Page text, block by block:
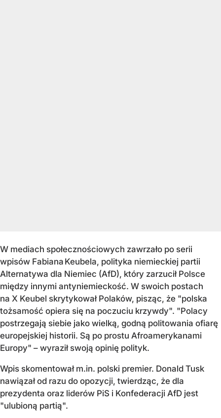
W mediach społecznościowych zawrzało po serii
wpisów Fabiana Keubela, polityka niemieckiej partii
Alternatywa dla Niemiec (AfD), który zarzucił Polsce
między innymi antyniemieckość. W swoich postach
na X Keubel skrytykował Polaków, pisząc, że "polska
tożsamość opiera się na poczuciu krzywdy". "Polacy
postrzegają siebie jako wielką, godną politowania ofiarę
europejskiej historii. Są po prostu Afroamerykanami
Europy" – wyraził swoją opinię polityk.
Wpis skomentował m.in. polski premier. Donald Tusk
nawiązał od razu do opozycji, twierdząc, że dla
prezydenta oraz liderów PiS i Konfederacji AfD jest
"ulubioną partią".